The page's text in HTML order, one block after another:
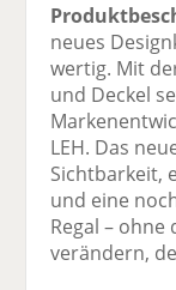
neues
wertig. Mit
und Deckel
LEH. Das
Sichtbarkeit,
und eine
Regal –
verändern,